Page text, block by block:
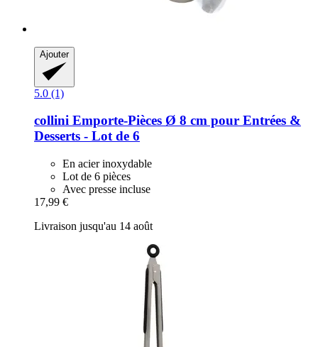
Ajouter
5.0 (1)
collini Emporte-​Pièces Ø 8 cm pour Entrées &
Desserts -​ Lot de 6
En acier inoxydable
Lot de 6 pièces
Avec presse incluse
17,99 €
Livraison jusqu'au 14 août